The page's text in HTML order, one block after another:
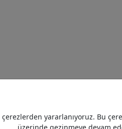
yararlanıyoruz. Bu